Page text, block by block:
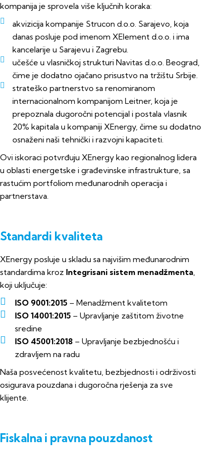
kompanija je sprovela više ključnih koraka:
akvizicija kompanije Strucon d.o.o. Sarajevo, koja
danas posluje pod imenom XElement d.o.o. i ima
kancelarije u Sarajevu i Zagrebu.
učešće u vlasničkoj strukturi Navitas d.o.o. Beograd,
čime je dodatno ojačano prisustvo na tržištu Srbije.
strateško partnerstvo sa renomiranom
internacionalnom kompanijom Leitner, koja je
prepoznala dugoročni potencijal i postala vlasnik
20% kapitala u kompaniji XEnergy, čime su dodatno
osnaženi naši tehnički i razvojni kapaciteti.
Ovi iskoraci potvrđuju XEnergy kao regionalnog lidera
u oblasti energetske i građevinske infrastrukture, sa
rastućim portfoliom međunarodnih operacija i
partnerstava.
Standardi kvaliteta
XEnergy posluje u skladu sa najvišim međunarodnim
standardima kroz Integrisani sistem menadžmenta
koji uključuje:
ISO 9001:2015 – Menadžment kvalitetom
ISO 14001:2015 – Upravljanje zaštitom životne
sredine
ISO 45001:2018 – Upravljanje bezbjednošću i
zdravljem na radu
Naša posvećenost kvalitetu, bezbjednosti i održivosti
osigurava pouzdana i dugoročna rješenja za sve
klijente.
Fiskalna i pravna pouzdanost